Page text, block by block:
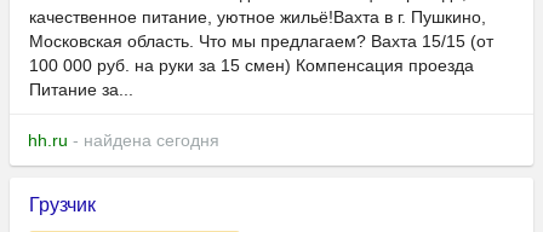
качественное питание, уютное жильё!Вахта в г. Пушкино,
Московская область. Что мы предлагаем? Вахта 15/15 (от
100 000 руб. на руки за 15 смен) Компенсация проезда
Питание за...
hh.ru - найдена сегодня
Грузчик